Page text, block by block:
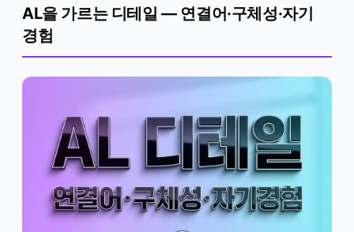
AL을 가르는 디테일 — 연결어·구체성·자기
경험